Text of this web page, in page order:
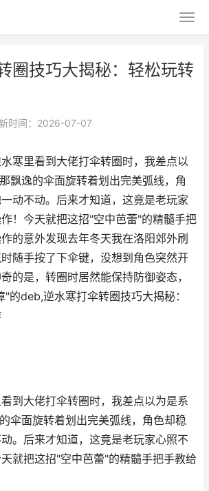
圈技巧大揭秘：轻松玩转
时间：2026-07-07
寒里看到大佬打伞转圈时，我差点以
逸的伞面旋转着划出完美弧线，角
动不动。后来才知道，这竟是老玩家
！今天就把这招"空中芭蕾"的精髓手把
的意外发现去年冬天我在洛阳郊外刷
随手按了下伞键，没想到角色突然开
的是，转圈时居然能保持防御姿态，
的deb,逆水寒打伞转圈技巧大揭秘：
到大佬打伞转圈时，我差点以为是系
面旋转着划出完美弧线，角色却稳
。后来才知道，这竟是老玩家心照不
就把这招"空中芭蕾"的精髓手把手教给